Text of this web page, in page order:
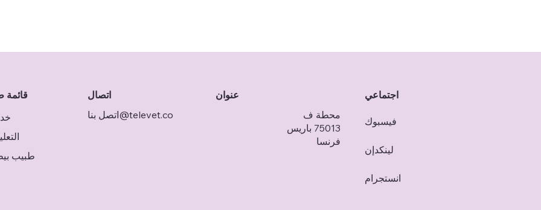
قائمة
طبيب
اتصال
اتصل بنا@televet.co
عنوان
محطة ف
75013 باريس
فرنسا
اجتماعي
فيسبوك
لينكدإن
انستجرام